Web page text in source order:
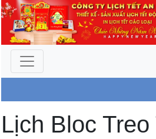
Công Ty
Lịch Bloc